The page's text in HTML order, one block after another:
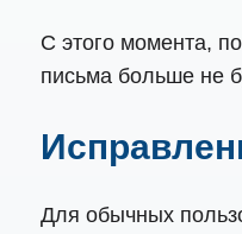
С этого момента,
письма больше не
Для обычных